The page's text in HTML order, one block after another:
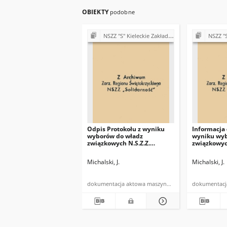
OBIEKTY podobne
NSZZ "S" Kieleckie Zakłady Przemysłu Wapienniczego Miedzianka k/Kielc
Odpis Protokołu z wyniku
wyborów do władz
związkowych N.S.Z.Z.
przeprowadzonych dnia 21.
Michalski, J.
dokumentacja aktowa maszynopis
NSZZ "S" Kieleckie
Informacja
wyniku
Michalski, J.